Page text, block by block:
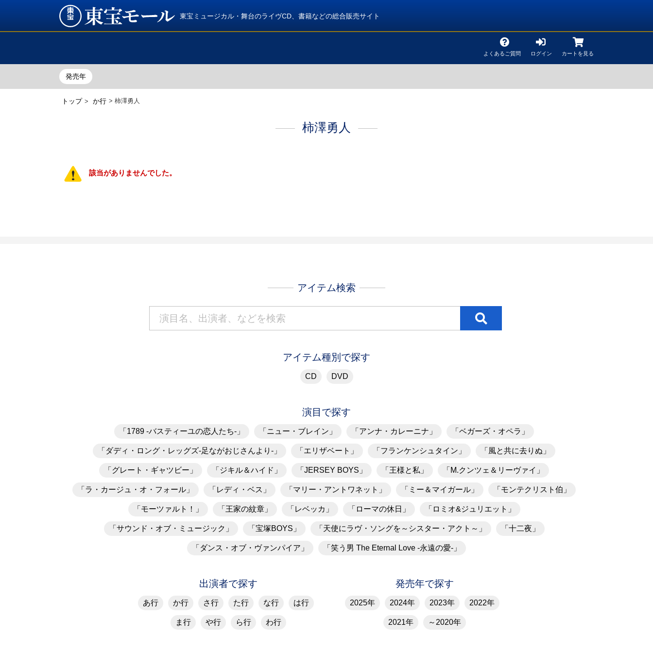
東宝ミュージカル・舞台のライヴCD、書籍などの総合販売サイト
よくあるご質問 ログイン カートを見る
発売年
トップ > か行 > 柿澤勇人
柿澤勇人
該当がありませんでした。
アイテム検索
アイテム種別で探す
CD DVD
演目で探す
「1789 -バスティーユの恋人たち-」 「ニュー・ブレイン」 「アンナ・カレーニナ」 「ベガーズ・オペラ」
「ダディ・ロング・レッグズ-足ながおじさんより-」 「エリザベート」 「フランケンシュタイン」 「風と共に去りぬ」
「グレート・ギャツビー」 「ジキル＆ハイド」 「JERSEY BOYS」 「王様と私」 「M.クンツェ＆リーヴァイ」
「ラ・カージュ・オ・フォール」 「レディ・ベス」 「マリー・アントワネット」 「ミー＆マイガール」 「モンテクリスト伯」
「モーツァルト！」 「王家の紋章」 「レベッカ」 「ローマの休日」 「ロミオ&ジュリエット」
「サウンド・オブ・ミュージック」 「宝塚BOYS」 「天使にラヴ・ソングを～シスター・アクト～」 「十二夜」
「ダンス・オブ・ヴァンパイア」 「笑う男 The Eternal Love -永遠の愛-」
出演者で探す
あ行 か行 さ行 た行 な行 は行
ま行 や行 ら行 わ行
発売年で探す
2025年 2024年 2023年 2022年
2021年 ～2020年